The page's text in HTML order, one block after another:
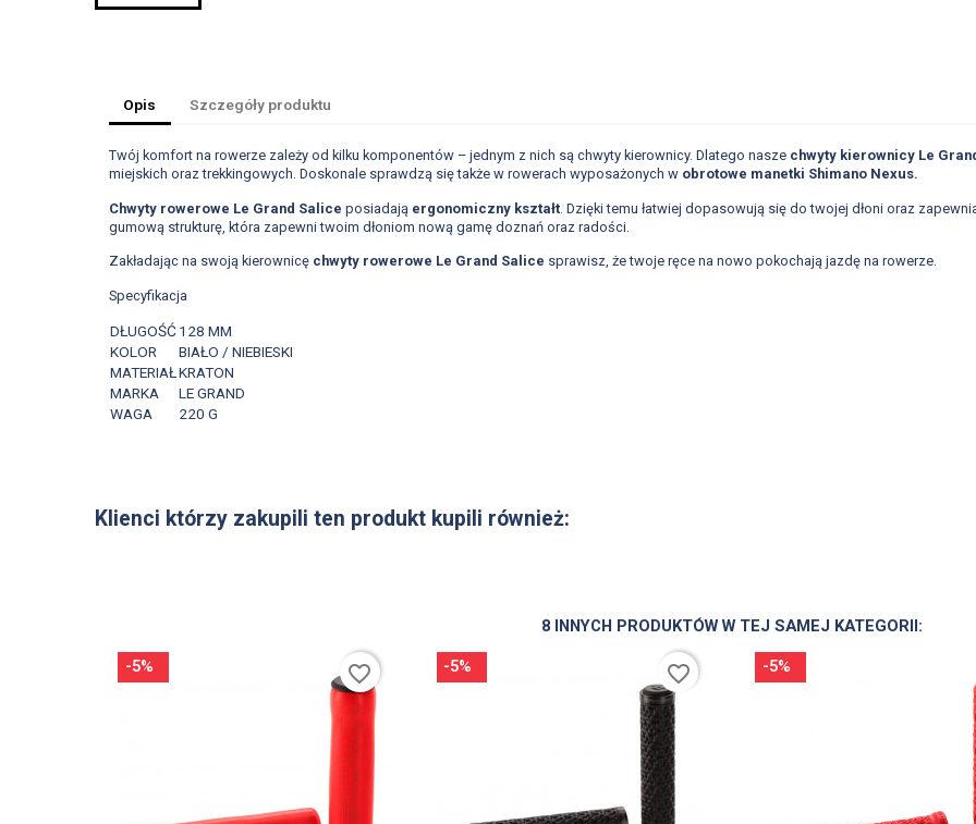
Opis Szczegóły produktu
Twój komfort na rowerze zależy od kilku komponentów – jednym z nich są chwyty kierownicy. Dlatego nasze chwyty kierownicy Le
miejskich oraz trekkingowych. Doskonale sprawdzą się także w rowerach wyposażonych w obrotowe manetki Shimano Nexus.
Chwyty rowerowe Le Grand Salice posiadają ergonomiczny kształt. Dzięki temu łatwiej dopasowują się do twojej dłoni oraz
gumową strukturę, która zapewni twoim dłoniom nową gamę doznań oraz radości.
Zakładając na swoją kierownicę chwyty rowerowe Le Grand Salice sprawisz, że twoje ręce na nowo pokochają jazdę na rowerze.
Specyfikacja
DŁUGOŚĆ 128 MM
KOLOR
BIAŁO / NIEBIESKI
MATERIAŁ KRATON
MARKA
LE GRAND
WAGA
220 G
Klienci którzy zakupili ten produkt kupili również:
8 INNYCH PRODUKTÓW W TEJ SAMEJ KATEGORII:
-5% favorite_border -5% favorite_border -5%